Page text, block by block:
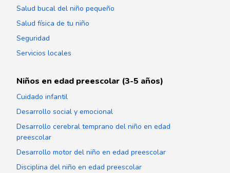
Salud bucal del niño pequeño
Salud física de tu niño
Seguridad
Servicios locales
Niños en edad preescolar (3-5 años)
Cuidado infantil
Desarrollo social y emocional
Desarrollo cerebral temprano del niño en edad
preescolar
Desarrollo motor del niño en edad preescolar
Disciplina del niño en edad preescolar